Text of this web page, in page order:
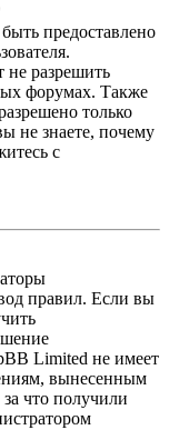
предоставлено
разрешить
форумах. Также
только
не знаете, почему
с
правил. Если вы
Limited не имеет
вынесенным
что получили